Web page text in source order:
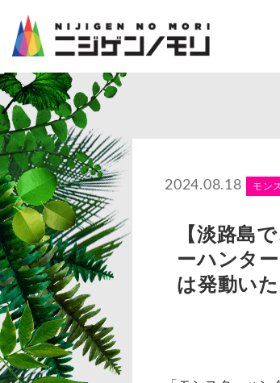
2024.08.18 モン
【淡路島
ーハンタ
は発動い